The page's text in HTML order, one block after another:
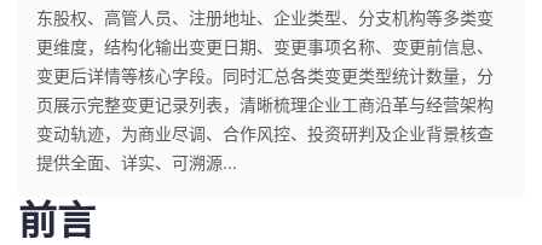
个
人
主
页
我
的
开
东股权、高管人员、注册地址、企业类型、分支机构等多类变
更维度，结构化输出变更日期、变更事项名称、变更前信息、
变更后详情等核心字段。同时汇总各类变更类型统计数量，分
页展示完整变更记录列表，清晰梳理企业工商沿革与经营架构
变动轨迹，为商业尽调、合作风控、投资研判及企业背景核查
提供全面、详实、可溯源...
前言